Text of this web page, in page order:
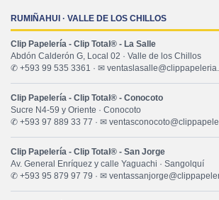
RUMIÑAHUI · VALLE DE LOS CHILLOS
Clip Papelería - Clip Total® - La Salle
Abdón Calderón G, Local 02 · Valle de los Chillos
✆ +593 99 535 3361 · ✉
Clip Papelería - Clip Total® - Conocoto
Sucre N4-59 y Oriente · Conocoto
✆ +593 97 889 33 77 · ✉
Clip Papelería - Clip Total® - San Jorge
Av. General Enríquez y calle Yaguachi · Sangolquí
✆ +593 95 879 97 79 · ✉